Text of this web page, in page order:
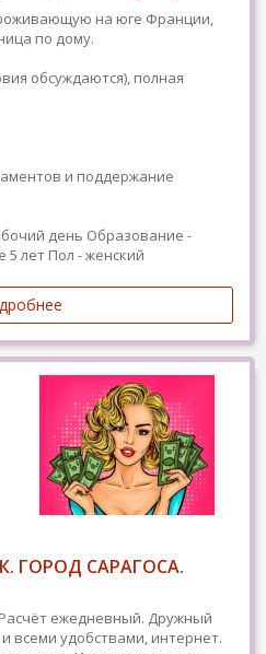
на юге Франции,
по дому.
обсуждаются), полная
и поддержание
день Образование -
5 лет Пол - женский
ГОРОД САРАГОСА.
ежедневный. Дружный
всеми удобствами, интернет.